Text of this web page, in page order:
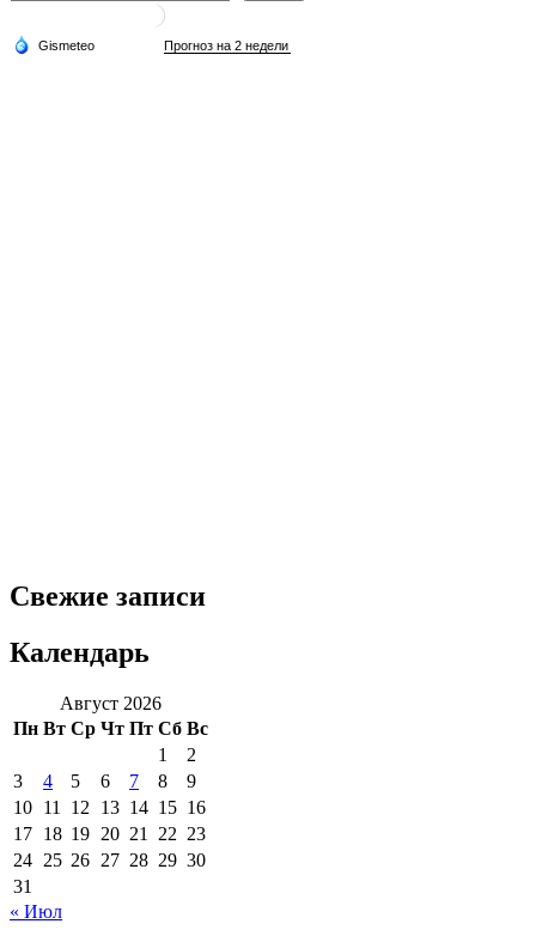
Свежие записи
Календарь
Август 2026
Пн Вт Ср Чт Пт Сб Вс
1
2
3
4 5 6 7 8
9
10 11 12 13 14 15 16
17 18 19 20 21 22 23
24 25 26 27 28 29 30
31
« Июл